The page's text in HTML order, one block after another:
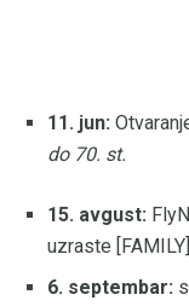
11. jun:
do 70. st.
15. avgust:
uzraste [FAMILY]
6. septembar: